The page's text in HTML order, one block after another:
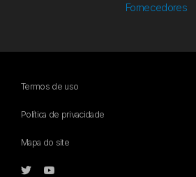
Fornecedores
Termos de uso
Política de privacidade
Mapa do site